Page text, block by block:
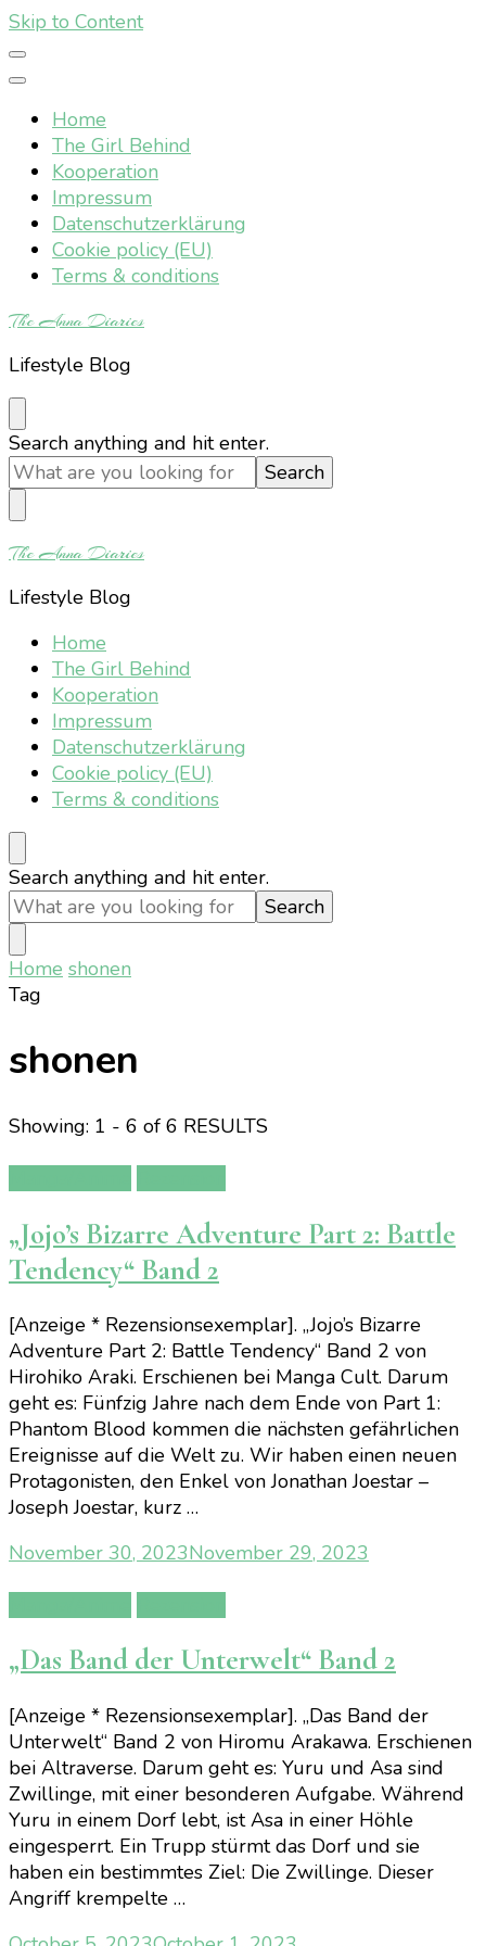
Skip to Content
Home
The Girl Behind
Kooperation
Impressum
Datenschutzerklärung
Cookie policy (EU)
Terms & conditions
The Anna Diaries
Lifestyle Blog
Looking
for
Something?
Search anything and hit enter.
The Anna Diaries
Lifestyle Blog
Home
The Girl Behind
Kooperation
Impressum
Datenschutzerklärung
Cookie policy (EU)
Terms & conditions
Looking
for
Something?
Search anything and hit enter.
Home shonen
Tag
shonen
Showing: 1 - 6 of 6 RESULTS
„Jojo’s Bizarre Adventure Part 2: Battle
Tendency“ Band 2
[Anzeige * Rezensionsexemplar]. „Jojo’s Bizarre
Adventure Part 2: Battle Tendency“ Band 2 von
Hirohiko Araki. Erschienen bei Manga Cult. Darum
geht es: Fünfzig Jahre nach dem Ende von Part 1:
Phantom Blood kommen die nächsten gefährlichen
Ereignisse auf die Welt zu. Wir haben einen neuen
Protagonisten, den Enkel von Jonathan Joestar –
Joseph Joestar, kurz …
November 30, 2023November 29, 2023
„Das Band der Unterwelt“ Band 2
[Anzeige * Rezensionsexemplar]. „Das Band der
Unterwelt“ Band 2 von Hiromu Arakawa. Erschienen
bei Altraverse. Darum geht es: Yuru und Asa sind
Zwillinge, mit einer besonderen Aufgabe. Während
Yuru in einem Dorf lebt, ist Asa in einer Höhle
eingesperrt. Ein Trupp stürmt das Dorf und sie
haben ein bestimmtes Ziel: Die Zwillinge. Dieser
Angriff krempelte …